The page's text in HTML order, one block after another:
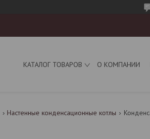
КАТАЛОГ ТОВАРОВ О КОМПАНИИ
Настенные конденсационные котлы